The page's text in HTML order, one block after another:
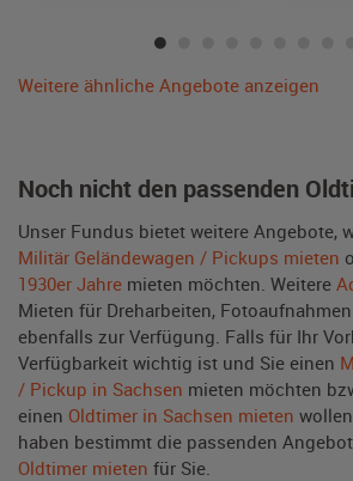
Weitere ähnliche Angebote anzeigen
Noch nicht den passenden
Unser Fundus bietet weitere Angebote,
Militär Geländewagen / Pickups mieten
1930er Jahre mieten möchten. Weitere
Mieten für Dreharbeiten,
ebenfalls zur Verfügung. Falls für Ihr
Verfügbarkeit wichtig ist und Sie einen
/ Pickup in Sachsen mieten möchten
einen Oldtimer in Sachsen mieten
haben bestimmt die passenden
Oldtimer mieten für Sie.